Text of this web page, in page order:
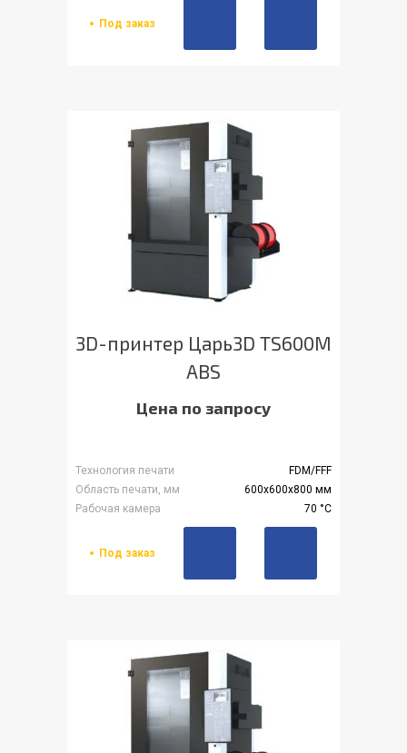
Под заказ
3D-принтер Царь3D TS600M
ABS
Цена по запросу
Технология печати
FDM/FFF
Область печати, мм
600x600x800 мм
Рабочая камера
70 °С
Под заказ